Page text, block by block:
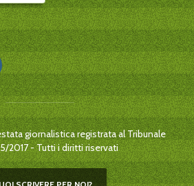
giornalistica registrata al Tribunale
2017 - Tutti i diritti riservati